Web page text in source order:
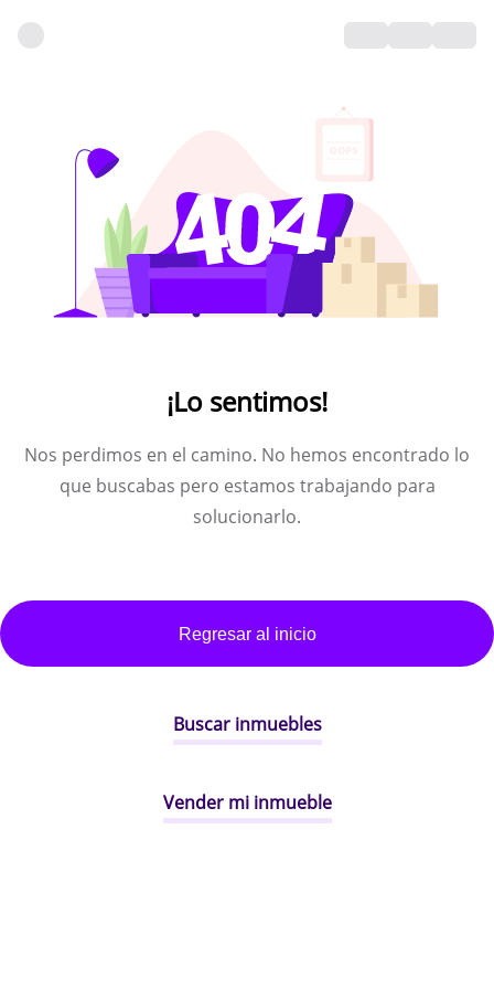
¡Lo sentimos!
Nos perdimos en el camino. No hemos encontrado lo
que buscabas pero estamos trabajando para
solucionarlo.
Regresar al inicio
Buscar inmuebles
Vender mi inmueble